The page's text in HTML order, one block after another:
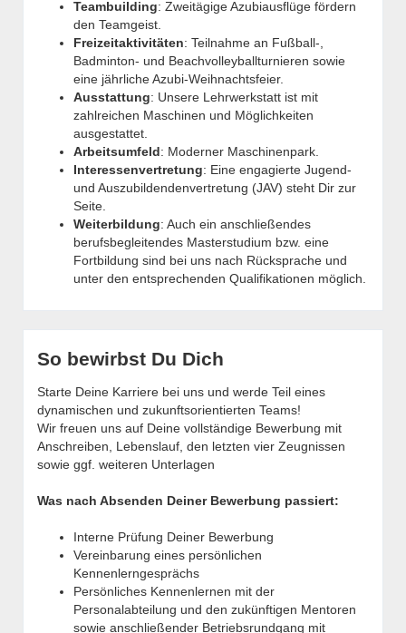
Teambuilding: Zweitägige Azubiausflüge fördern
den Teamgeist.
Freizeitaktivitäten: Teilnahme an Fußball-,
Badminton- und Beachvolleyballturnieren sowie
eine jährliche Azubi-Weihnachtsfeier.
Ausstattung: Unsere Lehrwerkstatt ist mit
zahlreichen Maschinen und Möglichkeiten
ausgestattet.
Arbeitsumfeld: Moderner Maschinenpark.
Interessenvertretung: Eine engagierte Jugend-
und Auszubildendenvertretung (JAV) steht Dir zur
Seite.
Weiterbildung: Auch ein anschließendes
berufsbegleitendes Masterstudium bzw. eine
Fortbildung sind bei uns nach Rücksprache und
unter den entsprechenden Qualifikationen möglich.
So bewirbst Du Dich
Starte Deine Karriere bei uns und werde Teil eines
dynamischen und zukunftsorientierten Teams!
Wir freuen uns auf Deine vollständige Bewerbung mit
Anschreiben, Lebenslauf, den letzten vier Zeugnissen
sowie ggf. weiteren Unterlagen
Was nach Absenden Deiner Bewerbung passiert:
Interne Prüfung Deiner Bewerbung
Vereinbarung eines persönlichen
Kennenlerngesprächs
Persönliches Kennenlernen mit der
Personalabteilung und den zukünftigen Mentoren
sowie anschließender Betriebsrundgang mit